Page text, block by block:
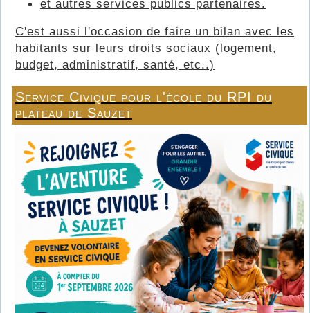
et autres services publics partenaires.
C'est aussi l'occasion de faire un bilan avec les
habitants sur leurs droits sociaux (logement,
budget, administratif, santé, etc..)
Service Civique pour l'école du RPI du
plateau de Sauzet